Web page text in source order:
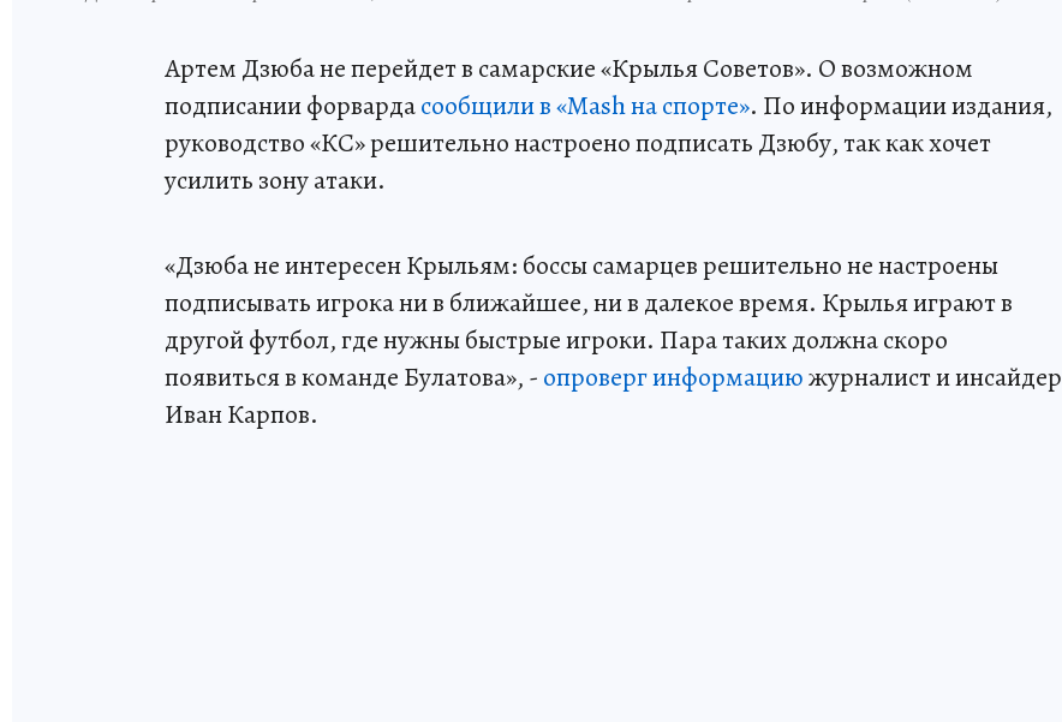
Артем Дзюба не перейдет в самарские «Крылья Советов». О возможном
подписании форвардасообщили в «Mash на спорте». По информации издания,
руководство «КС» решительно настроено подписать Дзюбу, так как хочет
усилить зону атаки.
«Дзюба не интересен Крыльям: боссы самарцев решительно не настроены
подписывать игрока ни в ближайшее, ни в далекое время. Крылья играют в
другой футбол, где нужны быстрые игроки. Пара таких должна скоро
появиться в команде Булатова», - опроверг информациюжурналист и инсайдер
Иван Карпов.